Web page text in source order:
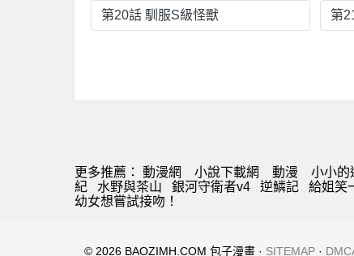
第20話 馴服S級怪獸 第
更多推薦： 動漫網 小說下載網 動漫 小小的
紀
水野與茶山 銀河守衛者v4 逆鱗記 給姐笑
幼女想嘗試接吻！
© 2026 BAOZIMH.COM 包子漫畫 · SITEMAP ·